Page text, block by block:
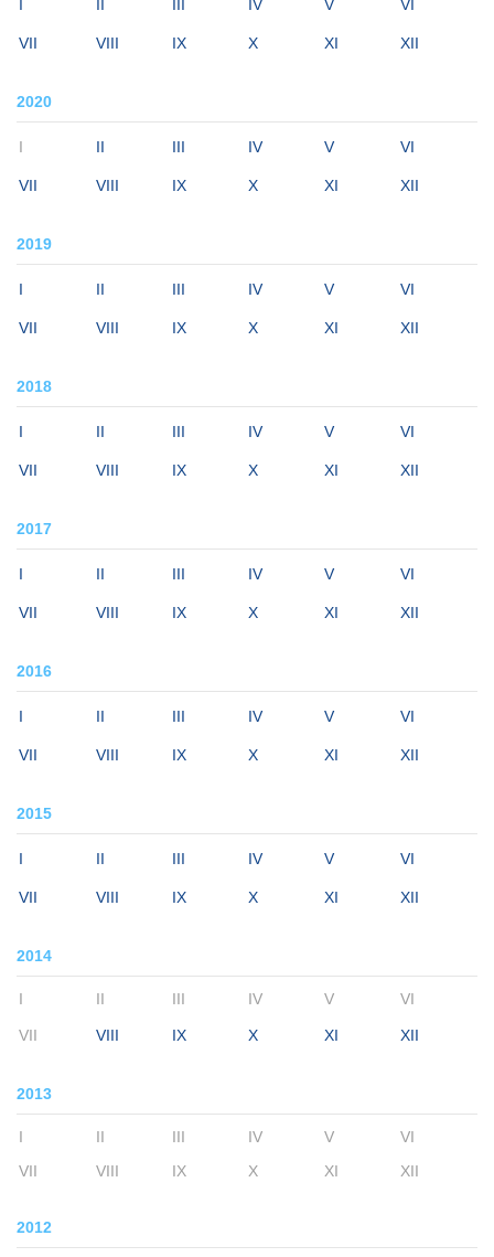
IV V VI
VII VIII IX X XI XII
2020
I II III IV V VI
VII VIII IX X XI XII
2019
I II III IV V VI
VII VIII IX X XI XII
2018
I II III IV V VI
VII VIII IX X XI XII
2017
I II III IV V VI
VII VIII IX X XI XII
2016
I II III IV V VI
VII VIII IX X XI XII
2015
I II III IV V VI
VII VIII IX X XI XII
2014
I II III IV V VI
VII VIII IX X XI XII
2013
I II III IV V
VI
VII
VIII IX X XI XII
2012